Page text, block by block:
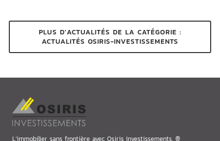
PLUS D'ACTUALITÉS DE LA CATÉGORIE :
ACTUALITÉS OSIRIS-INVESTISSEMENTS
L'immobilier sans frontière avec Osiris Investissements. ®